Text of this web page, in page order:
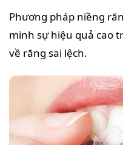
Phương pháp niềng
minh sự hiệu quả cao
về răng sai lệch.